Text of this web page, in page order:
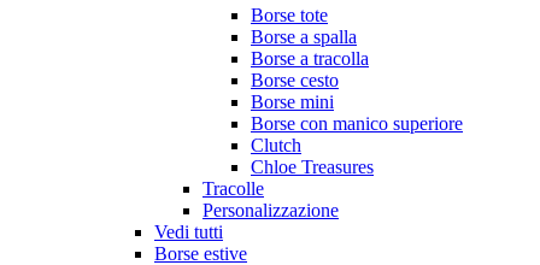
Borse tote
Borse a spalla
Borse a tracolla
Borse cesto
Borse mini
Borse con manico superiore
Clutch
Chloe Treasures
Tracolle
Personalizzazione
Vedi tutti
Borse estive